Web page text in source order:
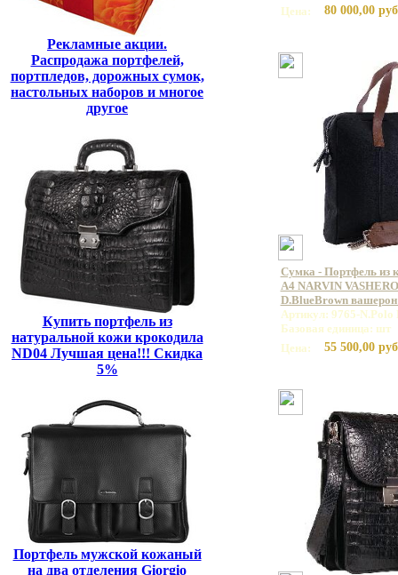
Рекламные акции.
Распродажа портфелей,
портпледов, дорожных сумок,
настольных наборов и многое
другое
Купить портфель из
натуральной кожи крокодила
ND04 Лучшая цена!!! Скидка
5%
Портфель мужской кожаный
на два отделения Giorgio
Цена:
80 000,00
Сумка - Портфель из
А4 NARVIN
D.BlueBrown
Артикул: 9765-N.Polo
Базовая единица: шт
Цена:
55 500,00